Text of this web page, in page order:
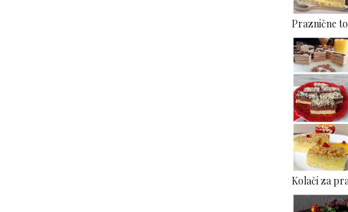
Praznične
Kolači za